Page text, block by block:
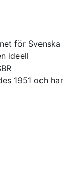
för Svenska
ideell
1951 och har